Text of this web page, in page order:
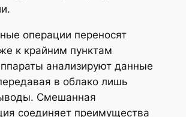
операции переносят
к крайним пунктам
анализируют данные
в облако лишь
Смешанная
соединяет преимущества